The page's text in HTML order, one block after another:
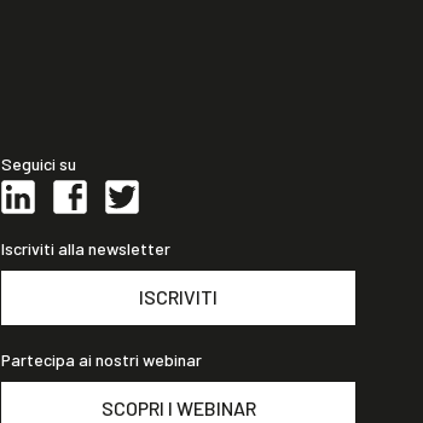
Seguici su
Iscriviti alla newsletter
ISCRIVITI
Partecipa ai nostri webinar
SCOPRI I WEBINAR